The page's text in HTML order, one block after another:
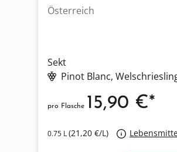
Österreich
Sekt
Pinot Blanc,
0.75 L(21,20 €/L)
pro Flasche 15,90 €*